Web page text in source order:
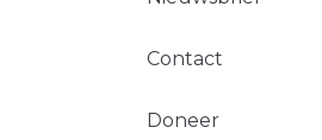
Contact
Doneer